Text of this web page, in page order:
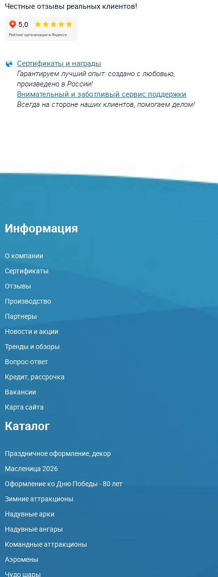
Честные отзывы реальных клиентов!
Сертификаты и награды
Гарантируем лучший опыт: создано с любовью,
произведено в России!
Внимательный и заботливый сервис поддержки
Всегда на стороне наших клиентов, помогаем делом!
Информация
О компании
Сертификаты
Отзывы
Производство
Партнеры
Новости и акции
Тренды и обзоры
Вопрос-ответ
Кредит, рассрочка
Вакансии
Карта сайта
Каталог
Праздничное оформление, декор
Масленица 2026
Оформление ко Дню Победы - 80 лет
Зимние аттракционы
Надувные арки
Надувные ангары
Командные аттракционы
Аэромены
Чудо шары